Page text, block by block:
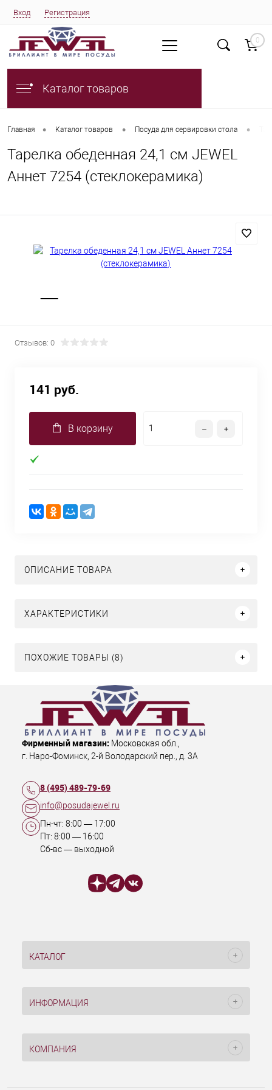
Вход Регистрация
0
Каталог товаров
Главная • Каталог товаров • Посуда для сервировки стола •
Тарелка обеденная 24,1 см JEWEL
Аннет 7254 (стеклокерамика)
Отзывов: 0
141 руб.
В корзину
ОПИСАНИЕ ТОВАРА
ХАРАКТЕРИСТИКИ
ПОХОЖИЕ ТОВАРЫ (8)
Фирменный магазин: Московская обл.,
г. Наро-Фоминск, 2-й Володарский пер., д. 3А
8 (495) 489-79-69
info@posudajewel.ru
Пн-чт: 8:00 — 17:00
Пт: 8:00 — 16:00
Сб-вс — выходной
КАТАЛОГ
ИНФОРМАЦИЯ
КОМПАНИЯ